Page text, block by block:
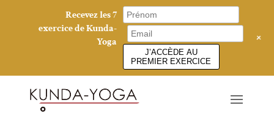
Recevez les 7
exercice de Kunda-
Yoga
J’ACCÈDE AU
PREMIER EXERCICE
+